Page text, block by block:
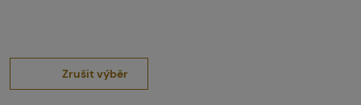
Zrušit výběr